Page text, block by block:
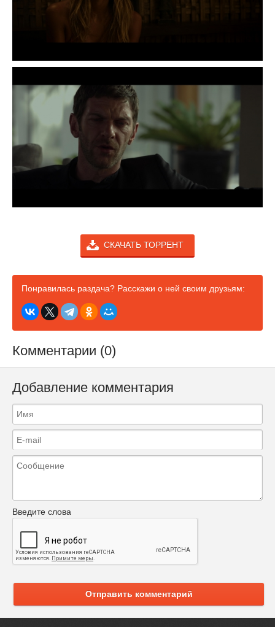
СКАЧАТЬ ТОРРЕНТ
Понравилась раздача? Расскажи о ней своим друзьям:
Комментарии (0)
Добавление комментария
Введите слова
Отправить комментарий